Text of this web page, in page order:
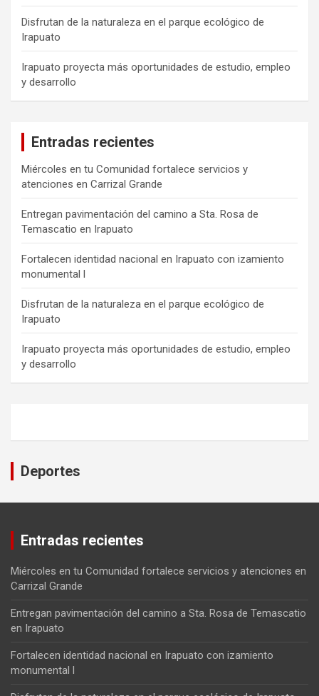
Disfrutan de la naturaleza en el parque ecológico de
Irapuato
Irapuato proyecta más oportunidades de estudio, empleo
y desarrollo
Entradas recientes
Miércoles en tu Comunidad fortalece servicios y
atenciones en Carrizal Grande
Entregan pavimentación del camino a Sta. Rosa de
Temascatio en Irapuato
Fortalecen identidad nacional en Irapuato con izamiento
monumental l
Disfrutan de la naturaleza en el parque ecológico de
Irapuato
Irapuato proyecta más oportunidades de estudio, empleo
y desarrollo
Deportes
Entradas recientes
Miércoles en tu Comunidad fortalece servicios y atenciones en
Carrizal Grande
Entregan pavimentación del camino a Sta. Rosa de Temascatio
en Irapuato
Fortalecen identidad nacional en Irapuato con izamiento
monumental l